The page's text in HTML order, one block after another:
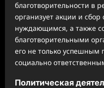
благотворительности в
организует акции и
нуждающимся, а также
благотворительными
его не только
социально
Политическая